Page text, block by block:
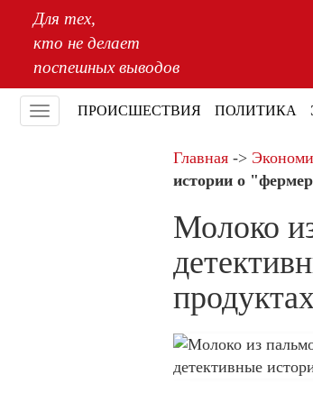
Для тех,
кто не делает
поспешных выводов
Меню ПРОИСШЕСТВИЯ ПОЛИТИКА
Главная ->
истории о
Молоко